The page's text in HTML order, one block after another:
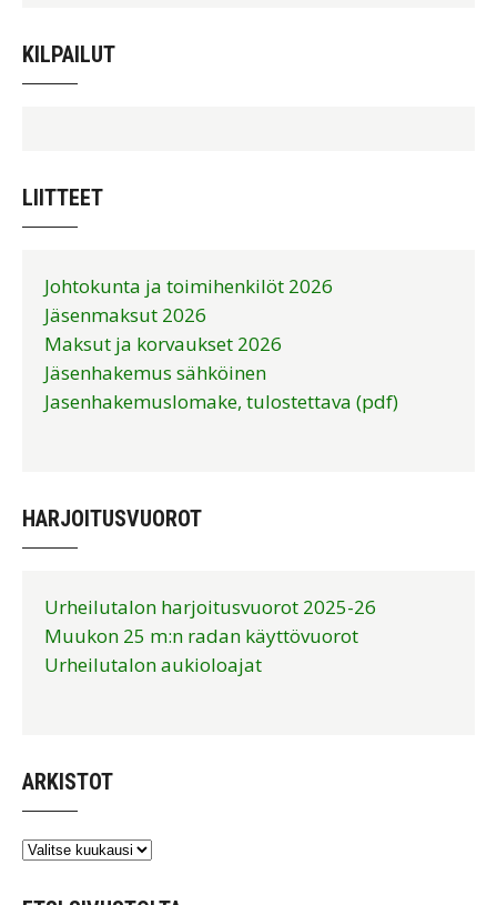
KILPAILUT
LIITTEET
Johtokunta ja toimihenkilöt 2026
Jäsenmaksut 2026
Maksut ja korvaukset 2026
Jäsenhakemus sähköinen
Jasenhakemuslomake, tulostettava (pdf)
HARJOITUSVUOROT
Urheilutalon harjoitusvuorot 2025-26
Muukon 25 m:n radan käyttövuorot
Urheilutalon aukioloajat
ARKISTOT
Arkistot